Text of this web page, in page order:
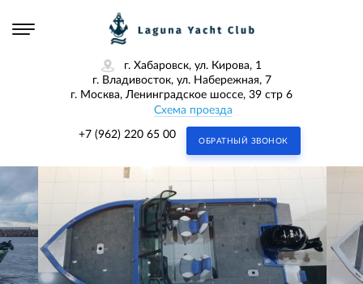
г. Хабаровск, ул. Кирова, 1
г. Владивосток, ул. Набережная, 7
г. Москва, Ленинградское шоссе, 39 стр 6
Схема проезда
+7 (962) 220 65 00
ОБРАТНЫЙ ЗВОНОК